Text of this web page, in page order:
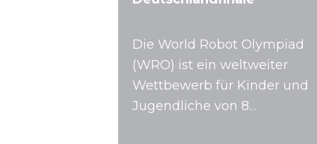
Die World Robot Olympiad
(WRO) ist ein weltweiter
Wettbewerb für Kinder und
Jugendliche von 8…